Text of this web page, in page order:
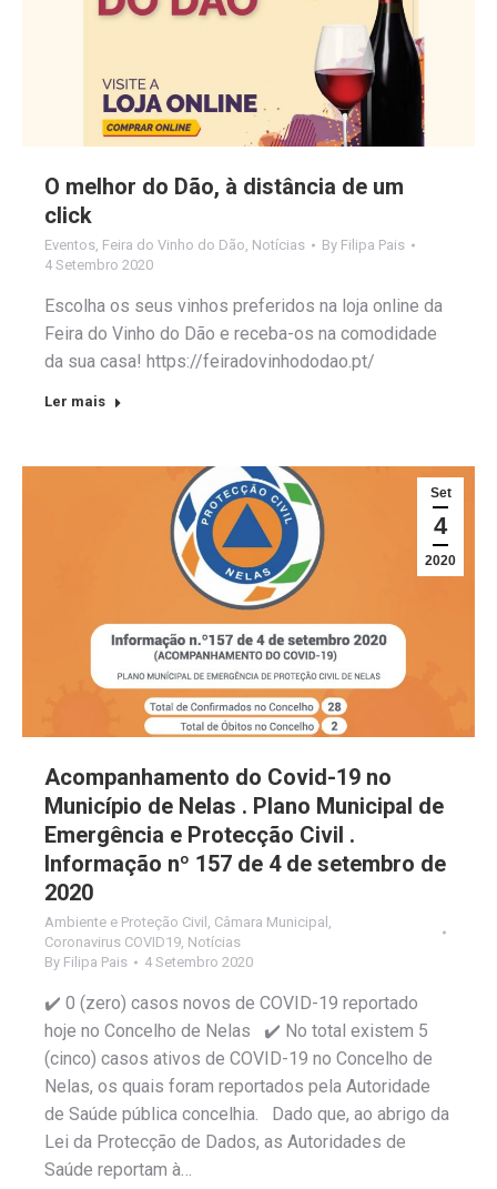
O melhor do Dão, à distância de um
click
Eventos, Feira do Vinho do Dão, Notícias By Filipa Pais
4 Setembro 2020
Escolha os seus vinhos preferidos na loja online da
Feira do Vinho do Dão e receba-os na comodidade
da sua casa! https://feiradovinhododao.pt/
Ler mais
Set
4
2020
Acompanhamento do Covid-19 no
Município de Nelas . Plano Municipal de
Emergência e Protecção Civil .
Informação nº 157 de 4 de setembro de
2020
Ambiente e Proteção Civil , Câmara Municipal ,
Coronavirus COVID19, Notícias
By Filipa Pais 4 Setembro 2020
✔️ 0 (zero) casos novos de COVID-19 reportado
hoje no Concelho de Nelas ✔️ No total existem 5
(cinco) casos ativos de COVID-19 no Concelho de
Nelas, os quais foram reportados pela Autoridade
de Saúde pública concelhia. Dado que, ao abrigo da
Lei da Protecção de Dados, as Autoridades de
Saúde reportam à…